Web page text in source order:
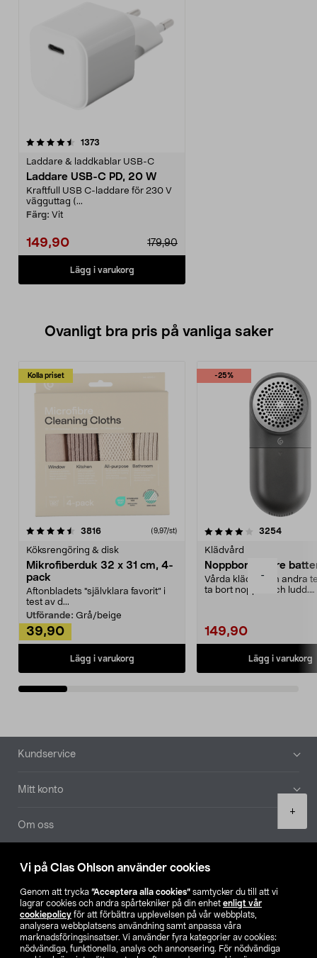
Vi på Clas Ohlson använder cookies
Genom att trycka ”Acceptera alla cookies” samtycker du till att vi
lagrar cookies och andra spårtekniker på din enhet enligt vår
cookiepolicy för att förbättra upplevelsen på vår webbplats,
analysera webbplatsens användning samt anpassa våra
marknadsföringsinsatser. Vi använder fyra kategorier av cookies:
nödvändiga, funktionella, analys och annonsering. För nödvändiga
-
+
1373
Laddare & laddkablar USB-C
Laddare USB-C PD, 20 W
Kraftfull USB C-laddare för 230 V
vägguttag (...
Färg: Vit
179,90
149,90
Lägg i varukorg
Ovanligt bra pris på vanliga saker
Kolla priset
3816recensioner (9,97/st)
Köksrengöring & disk
Mikrofiberduk 32 x 31 cm, 4-
pack
Aftonbladets "självklara favorit” i
test av d...
Utförande: Grå/beige
39,90
Lägg i varukorg
-25%
4.0av 5 stjärnor 3254
Klädvård
Noppborttagare
Vårda kläder och andra
ta bort noppor och ludd.
149,90
Lägg i varukorg
4.5av 5 stjärnor
Sidfot
Kundservice
Mitt konto
Om oss
Aktuellt
Våra bolag
Hitta butik